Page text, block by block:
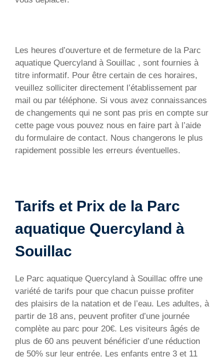
Les heures d’ouverture et de fermeture de la Parc
aquatique Quercyland à Souillac , sont fournies à
titre informatif. Pour être certain de ces horaires,
veuillez solliciter directement l’établissement par
mail ou par téléphone. Si vous avez connaissances
de changements qui ne sont pas pris en compte sur
cette page vous pouvez nous en faire part à l’aide
du formulaire de contact. Nous changerons le plus
rapidement possible les erreurs éventuelles.
Tarifs et Prix de la Parc
aquatique Quercyland à
Souillac
Le Parc aquatique Quercyland à Souillac offre une
variété de tarifs pour que chacun puisse profiter
des plaisirs de la natation et de l’eau. Les adultes, à
partir de 18 ans, peuvent profiter d’une journée
complète au parc pour 20€. Les visiteurs âgés de
plus de 60 ans peuvent bénéficier d’une réduction
de 50% sur leur entrée. Les enfants entre 3 et 11